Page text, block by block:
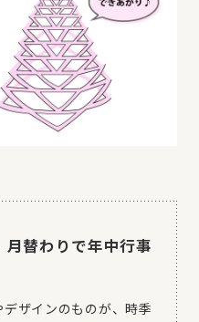
替わりで年中行事
ザインのものが、時季